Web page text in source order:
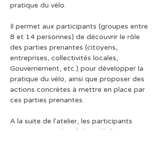
pratique du vélo.
Il permet aux participants (groupes entre
8 et 14 personnes) de découvrir le rôle
des parties prenantes (citoyens,
entreprises, collectivités locales,
Gouvernement, etc.) pour développer la
pratique du vélo, ainsi que proposer des
actions concrètes à mettre en place par
ces parties prenantes.
A la suite de l'atelier, les participants
repartent avec leur "Plan Vélo"